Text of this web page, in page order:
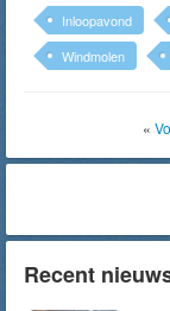
Inloopavond
Windmolen
«
Recent